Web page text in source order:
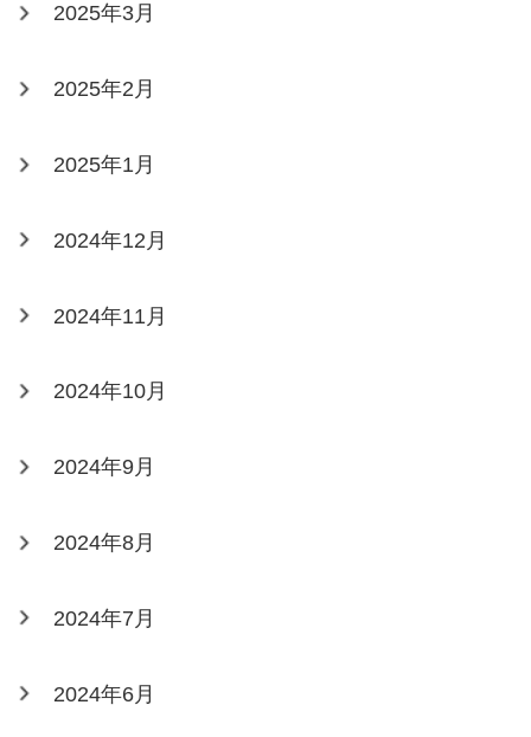
2025年3月
2025年2月
2025年1月
2024年12月
2024年11月
2024年10月
2024年9月
2024年8月
2024年7月
2024年6月